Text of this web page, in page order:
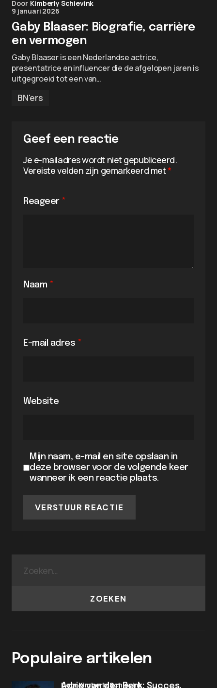
Door Kimberly Schievink
9 januari 2026
Gaby Blaaser: Biografie, carrière
en vermogen
Gaby Blaaser is een Nederlandse actrice,
presentatrice en influencer die de afgelopen jaren is
uitgegroeid tot een van…
BN'ers
Geef een reactie
Je e-mailadres wordt niet gepubliceerd.
Vereiste velden zijn gemarkeerd met*
Reageer *
Naam *
E-mail adres *
Website
Mijn naam, e-mail en site opslaan in
deze browser voor de volgende keer
wanneer ik een reactie plaats.
VERSTUUR REACTIE
ZOEKEN
Populaire artikelen
Adrie van den Berk: Succes,
door Kimberly Schievink